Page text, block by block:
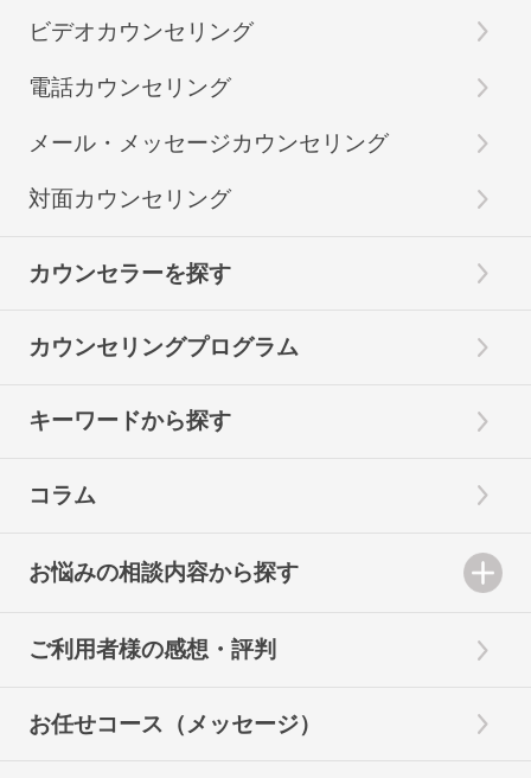
ビデオカウンセリング
電話カウンセリング
メール・メッセージカウンセリング
対面カウンセリング
カウンセラーを探す
カウンセリングプログラム
キーワードから探す
コラム
お悩みの相談内容から探す
ご利用者様の感想・評判
お任せコース（メッセージ）